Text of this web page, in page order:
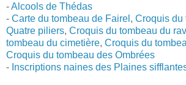
-Alcools de Thédas
- Carte du tombeau de Fairel , Croquis du
Quatre piliers, Croquis du tombeau du
tombeau du cimetière, Croquis du
Croquis du tombeau des Ombrées
- Inscriptions naines des Plaines